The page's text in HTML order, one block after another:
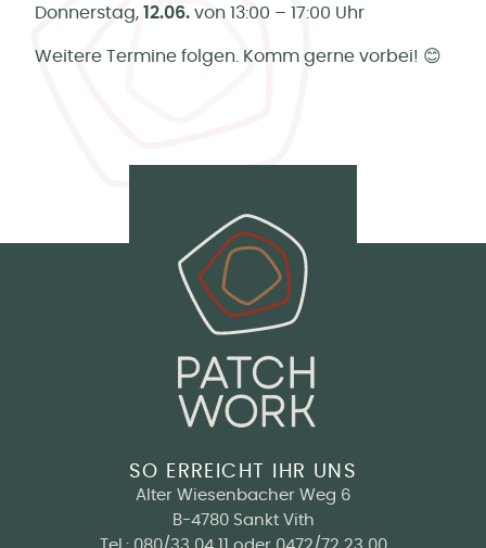
Donnerstag, 12.06. von 13:00 – 17:00 Uhr
Weitere Termine folgen. Komm gerne vorbei! 😊
SO ERREICHT IHR UNS
Alter Wiesenbacher Weg 6
B-4780 Sankt Vith